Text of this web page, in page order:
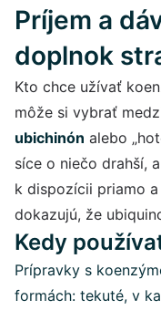
Príjem a
doplnok
Kto chce užívať
môže si vybrať
ubichinón alebo
síce o niečo drahší,
k dispozícii priamo
dokazujú, že
Kedy
Prípravky s
formách: tekuté, v